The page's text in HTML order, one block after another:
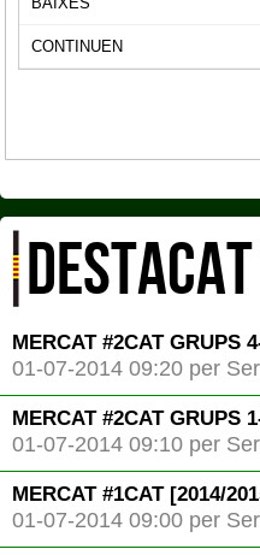
DESTACAT
MERCAT #2CAT GRUPS
01-07-2014 09:20 per
MERCAT #2CAT GRUPS
01-07-2014 09:10 per
MERCAT #1CAT [2014/
01-07-2014 09:00 per